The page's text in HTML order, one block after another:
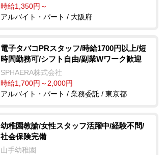
時給1,350円～
アルバイト・パート / 大阪府
電子タバコPRスタッフ/時給1700円以上/短
時間勤務可/シフト自由/副業Wワーク歓迎
SPHAERA株式会社
時給1,700円～2,000円
アルバイト・パート / 業務委託 / 東京都
幼稚園教諭/女性スタッフ活躍中/経験不問/
社会保険完備
山手幼稚園